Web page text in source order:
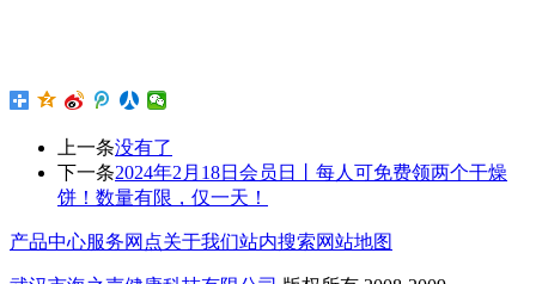
上一条没有了
下一条2024年2月18日会员日丨每人可免费领两个干燥
饼！数量有限，仅一天！
产品中心服务网点关于我们站内搜索网站地图